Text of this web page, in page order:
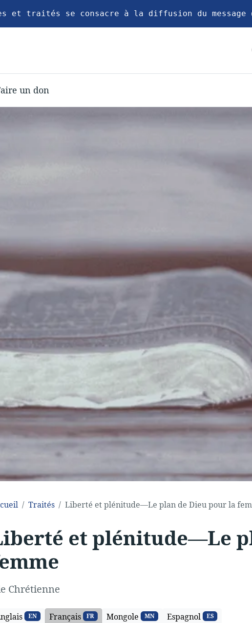
et traités se consacre à la diffusion du message
un don
Traités Liberté et plénitude—Le plan de Dieu pour la
et plénitude—Le
Chrétienne
EN Français FR Mongole MN Espagnol ES